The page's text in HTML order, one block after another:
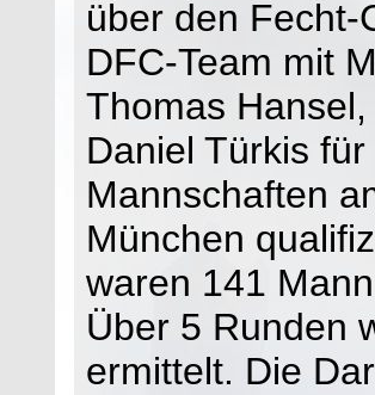
über den Fecht-
DFC-Team mit
Thomas
Daniel Türkis
Mannschaften
München
waren 141
Über 5 Runden
ermittelt. Die